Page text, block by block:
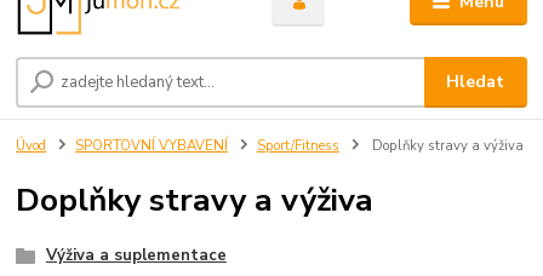
Hledat
Úvod SPORTOVNÍ VYBAVENÍ Sport/Fitness Doplňky stravy a výživa
Doplňky stravy a výživa
Výživa a suplementace